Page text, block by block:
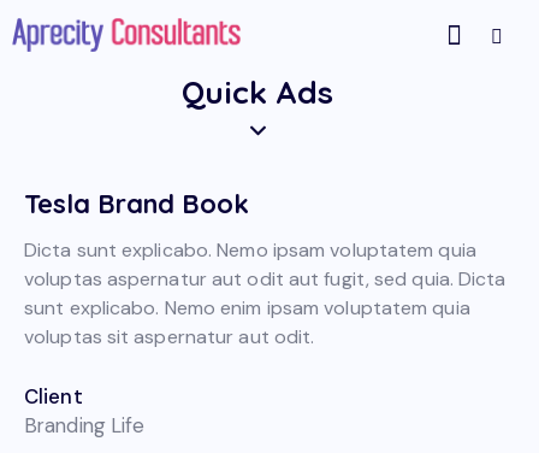
Quick Ads
Tesla Brand Book
Dicta sunt explicabo. Nemo ipsam voluptatem quia
voluptas aspernatur aut odit aut fugit, sed quia. Dicta
sunt explicabo. Nemo enim ipsam voluptatem quia
voluptas sit aspernatur aut odit.
Client
Branding Life